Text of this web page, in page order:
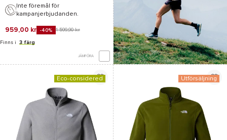
Inte föremål för
kampanjerbjudanden.
959,00 kr -40% 1 599,90 kr
Finns i 3 färg
JÄMFÖRA
*Se villkor
Eco-considered Utförsäljning